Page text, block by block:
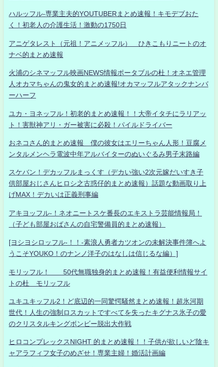
ハルッフル-専業主夫的YOUTUBERまとめ速報！キモデブおた
く！初老人の介護生活！激動の1750日
アニゲタレスト（元祖！アニメッフル） ひきこもりニートのオ
ナベ的まとめ速報
火浦のシネマッフル映画NEWS情報ポータブルの杜！オネエ管理
人オカマちゃんの鬼女的まとめ速報!オカマッフルアタックナンバ
ーハーフ
ユカ・ヨネッフル！初老的まとめ速報！！大帝イタチにラリアッ
ト！害獣神アリ・ガー被害に必殺！パイルドライバー
おネコさん的まとめ速報 僕の彼女はエリーちゃん人形！豆腐メ
ンタルメンヘラ電波中年アルバイターのぬいぐるみ男子末路編
スケバン！デカッフルまっくす（デカい強い2次元嫁だいすき子
供部屋おじさんヒロシ之古惑仔的まとめ速報）話題な動画取り上
げMAX！デカいは正義刑事編
アキヨッフル-！ネオニートスケ番長のエキストラ芸能情報局！
（子ども部屋おばさんの自宅警備員的まとめ速報）
[ヨシヨシロッフル-！！-素浪人勇者カツオンの未解決事件簿へよ
うこそYOUKO！のナンノ洋子のはなしは信じるな編）]
モリッフル！ 50代無職独身的まとめ速報！有益便利情報サイ
トの杜 モリッフル
ユキユキッフル2！ど底辺的一同驚愕騒然まとめ速報！超氷河期
世代！人生の強制ロスカットですべてを失ったキグナス氷子の愛
のクリスタルキングボンビー脱出大作戦
ヒロコンプレックスNIGHT 的まとめ速報！！子供が欲しいど陰キ
ャアラフィフ女子のめざせ！専業主婦！婚活計画編